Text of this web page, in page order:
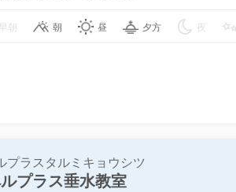
朝 朝 昼 夕方 夜
プラスタルミキョウシツ
プラス垂水教室